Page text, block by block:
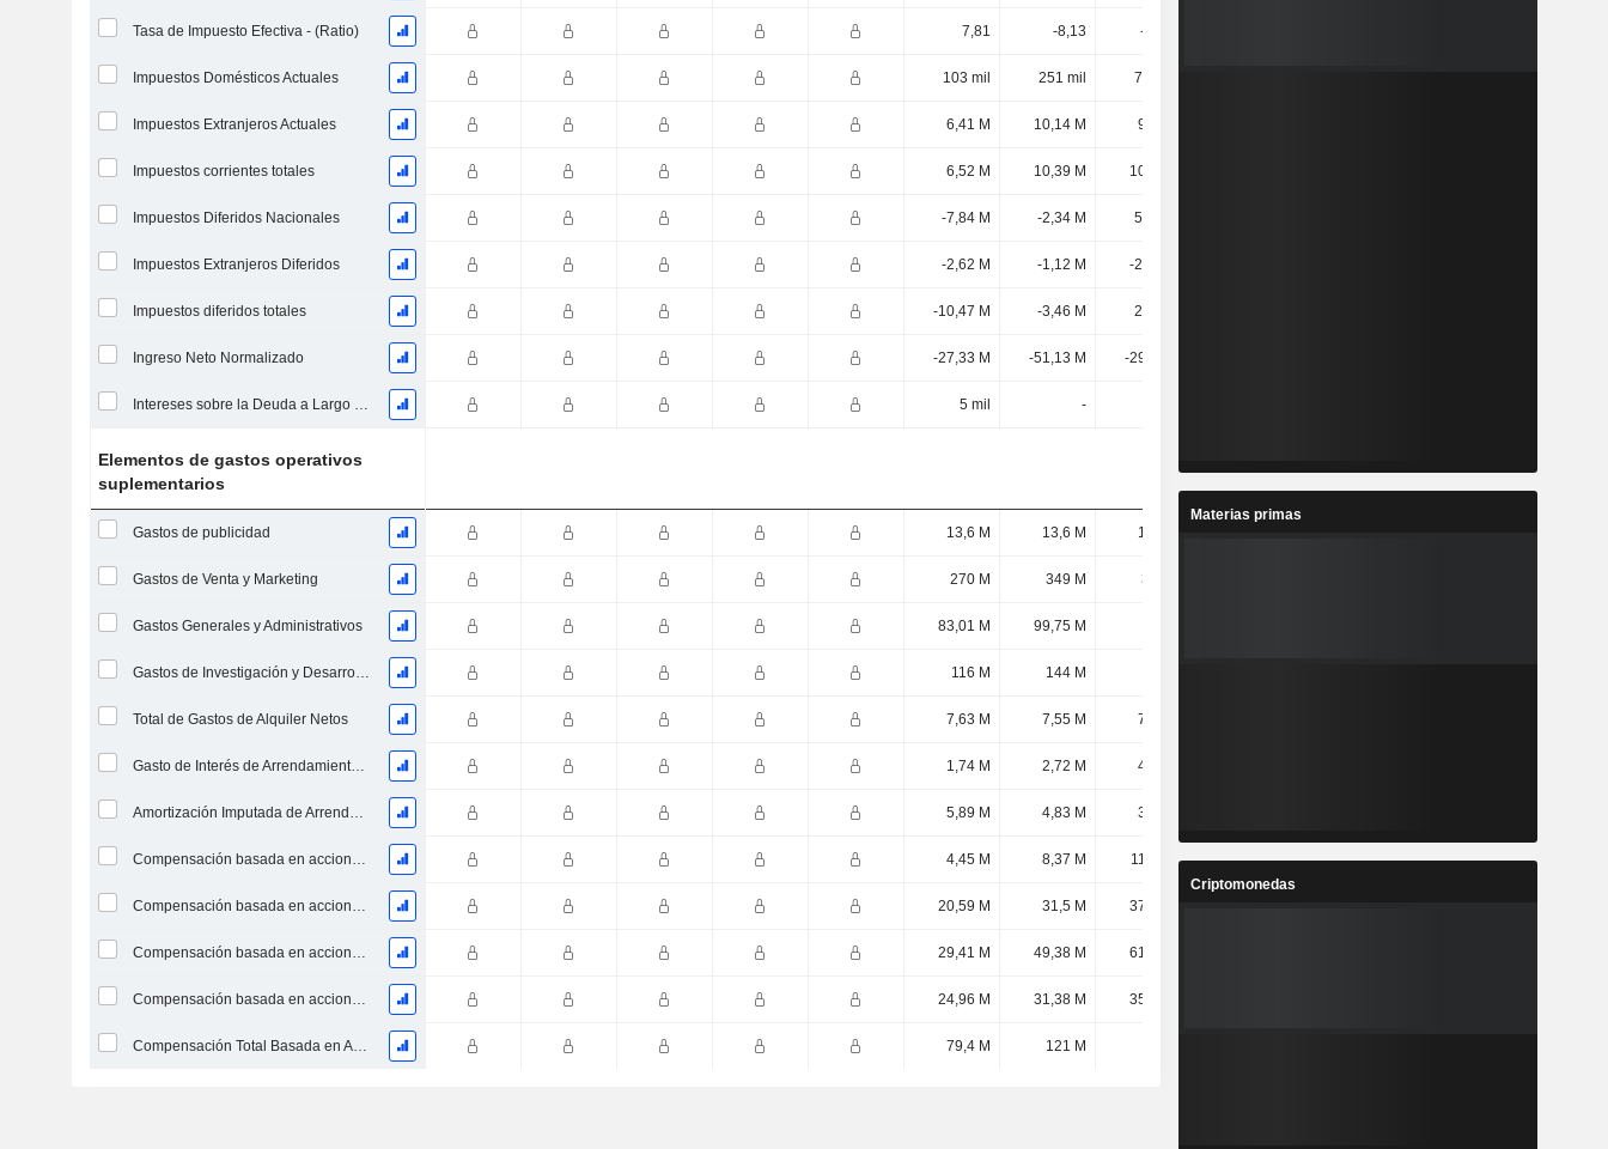
Tasa de Impuesto Efectiva - (Ratio) 7,81 -8,13 -16,15
Impuestos Domésticos Actuales 103 mil 251 mil 713 mil
Impuestos Extranjeros Actuales 6,41 M 10,14 M 9,93 M
Impuestos corrientes totales 6,52 M 10,39 M 10,64 M
Impuestos Diferidos Nacionales -7,84 M -2,34 M 532 mil
Impuestos Extranjeros Diferidos -2,62 M -1,12 M -292 mil
Impuestos diferidos totales -10,47 M -3,46 M 240 mil
Ingreso Neto Normalizado -27,33 M -51,13 M -29,88 M
Intereses sobre la Deuda a Largo Plazo 5 mil -
Elementos de gastos operativos
suplementarios
Gastos de publicidad 13,6 M 13,6 M 16,2 M
Gastos de Venta y Marketing 270 M 349 M 393 M
Gastos Generales y Administrativos 83,01 M 99,75 M
Gastos de Investigación y Desarrollo provenientes de las Notas al Pie de Página 116 M 144 M
Total de Gastos de Alquiler Netos 7,63 M 7,55 M 7,59 M
Gasto de Interés de Arrendamiento Operativo Imputado 1,74 M 2,72 M 4,55 M
Amortización Imputada de Arrendamiento Operativo 5,89 M 4,83 M 3,04 M
Compensación basada en acciones, Costo de los bienes vendidos (Total) 4,45 M 8,37 M 11,25 M 12,68 M 13,71 M
Compensación basada en acciones, Gastos de I+D (Total) 20,59 M 31,5 M 37,22 M 47,66 M
Compensación basada en acciones, Gastos de ventas y marketing (Total) 29,41 M 49,38 M 61,32 M
Compensación basada en acciones, Gastos generales y administrativos (Total) 24,96 M 31,38 M 35,53 M
Compensación Total Basada en Acciones 79,4 M 121 M
Materias primas
Criptomonedas